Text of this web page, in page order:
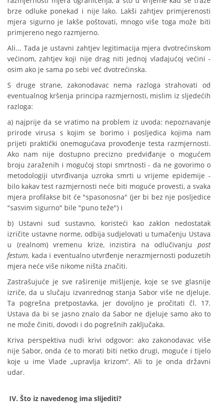
brze odluke ponekad i nije lako. Lakši zahtjev primjerenosti
mjera sigurno je lakše poštovati, mnogo više toga može biti
primjereno nego razmjerno.
Ali... Tada je ustavni zahtjev legitimacija mjera dvotrećinskom
većinom, zahtjev koji nije drag niti jednoj vladajućoj većini -
osim ako je sama po sebi već dvotrećinska.
S druge strane, zakonodavac nema razloga strahovati od
eventualnog kršenja principa razmjernosti, mislim iz sljedećih
razloga:
a) najprije da se vratimo na problem iz uvoda: nepoznavanje
prirode virusa s kojim se borimo i posljedica kojima nam
prijeti praktički onemogućava provođenje testa razmjernosti.
Ako nam nije dostupno precizno predviđanje o mogućem
broju zaraženih i mogućoj stopi smrtnosti - da ne govorimo o
metodologiji utvrđivanja uzroka smrti u vrijeme epidemije -
bilo kakav test razmjernosti neće biti moguće provesti, a svaka
mjera profilakse bit će "spasonosna" (jer bi bez nje posljedice
"sasvim sigurno" bile "puno teže") i
b) Ustavni sud sustavno, koristeći kao zaklon nedostatak
izričite ustavne norme, odbija sudjelovati u tumačenju Ustava
u (realnom) vremenu krize, inzistira na odlučivanju post
festum, kada i eventualno utvrđenje nerazmjernosti poduzetih
mjera neće više nikome ništa značiti.
Zastrašujuće je sve raširenije mišljenje, koje se sve glasnije
izriče, da u slučaju izvanrednog stanja Sabor više ne djeluje.
Ta pogrešna pretpostavka, jer dovoljno je pročitati čl. 17.
Ustava da bi se jasno znalo da Sabor ne djeluje samo ako to
ne može činiti, dovodi i do pogrešnih zaključaka.
Kriva perspektiva nudi krivi odgovor: ako zakonodavac više
nije Sabor, onda će to morati biti netko drugi, moguće i tijelo
koje u ime Vlade „upravlja krizom“. Ali to je onda državni
udar.
IV. Što iz navedenog ima slijediti?